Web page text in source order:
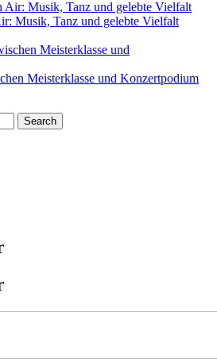
Musik, Tanz und gelebte Vielfalt
Meisterklasse und Konzertpodium